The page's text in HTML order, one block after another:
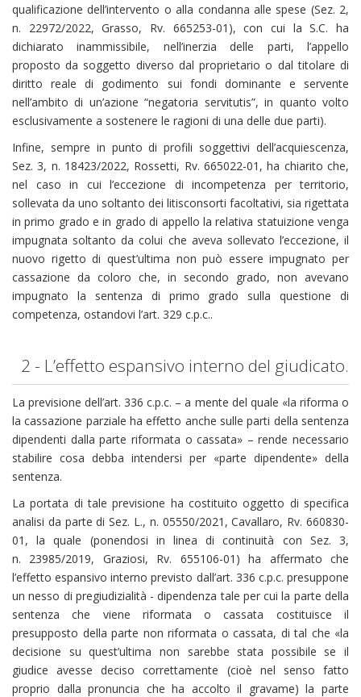
qualificazione dell’intervento o alla condanna alle spese (Sez. 2,
n. 22972/2022, Grasso, Rv. 665253-01), con cui la S.C. ha
dichiarato inammissibile, nell’inerzia delle parti, l’appello
proposto da soggetto diverso dal proprietario o dal titolare di
diritto reale di godimento sui fondi dominante e servente
nell’ambito di un’azione “negatoria servitutis”, in quanto volto
esclusivamente a sostenere le ragioni di una delle due parti).
Infine, sempre in punto di profili soggettivi dell’acquiescenza,
Sez. 3, n. 18423/2022, Rossetti, Rv. 665022-01, ha chiarito che,
nel caso in cui l’eccezione di incompetenza per territorio,
sollevata da uno soltanto dei litisconsorti facoltativi, sia rigettata
in primo grado e in grado di appello la relativa statuizione venga
impugnata soltanto da colui che aveva sollevato l’eccezione, il
nuovo rigetto di quest’ultima non può essere impugnato per
cassazione da coloro che, in secondo grado, non avevano
impugnato la sentenza di primo grado sulla questione di
competenza, ostandovi l’art. 329 c.p.c..
2 - L’effetto espansivo interno del giudicato.
La previsione dell’art. 336 c.p.c. – a mente del quale «la riforma o
la cassazione parziale ha effetto anche sulle parti della sentenza
dipendenti dalla parte riformata o cassata» – rende necessario
stabilire cosa debba intendersi per «parte dipendente» della
sentenza.
La portata di tale previsione ha costituito oggetto di specifica
analisi da parte di Sez. L., n. 05550/2021, Cavallaro, Rv. 660830-
01, la quale (ponendosi in linea di continuità con Sez. 3,
n. 23985/2019, Graziosi, Rv. 655106-01) ha affermato che
l’effetto espansivo interno previsto dall’art. 336 c.p.c. presuppone
un nesso di pregiudizialità - dipendenza tale per cui la parte della
sentenza che viene riformata o cassata costituisce il
presupposto della parte non riformata o cassata, di tal che «la
decisione su quest’ultima non sarebbe stata possibile se il
giudice avesse deciso correttamente (cioè nel senso fatto
proprio dalla pronuncia che ha accolto il gravame) la parte